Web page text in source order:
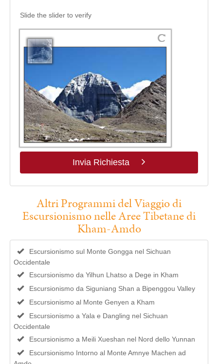
Slide the slider to verify
Invia Richiesta
Altri Programmi del Viaggio di
Escursionismo nelle Aree Tibetane di
Kham-Amdo
Escursionismo sul Monte Gongga nel Sichuan
Occidentale
Escursionismo da Yilhun Lhatso a Dege in Kham
Escursionismo da Siguniang Shan a Bipenggou Valley
Escursionismo al Monte Genyen a Kham
Escursionismo a Yala e Dangling nel Sichuan
Occidentale
Escursionismo a Meili Xueshan nel Nord dello Yunnan
Escursionismo Intorno al Monte Amnye Machen ad